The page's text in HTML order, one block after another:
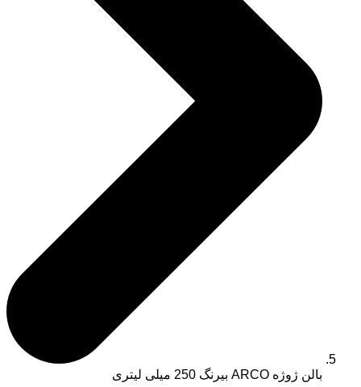
بالن ژوژه ARCO بیرنگ 250 میلی لیتری